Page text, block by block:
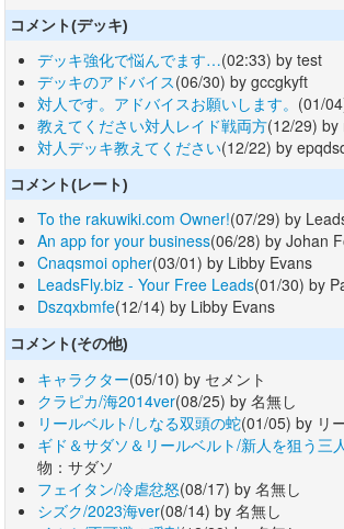
コメント(デッキ)
デッキ強化で悩んでます…(02:33) by test
デッキのアドバイス(06/30) by gccgkyft
対人です。アドバイスお願いします。 (01/
教えてください対人レイド戦両方(12/29) by
対人デッキ教えてください(12/22) by
コメント(レート)
To the rakuwiki.com Owner!(07/29) by
An app for your business(06/28) by Johan
Cnaqsmoi opher(03/01) by Libby Evans
LeadsFly.biz - Your Free Leads(01/30) by
Dszqxbmfe(12/14) by Libby Evans
コメント(その他)
キャラクター(05/10) by セメント
クラピカ/海2014ver(08/25) by 名無し
リールベルト/しなる双頭の蛇(01/05) by リ
ギド＆サダソ＆リールベルト/新人を狙う三
物：サダソ
フェイタン/冷虐忿怒(08/17) by 名無し
シズク/2023海ver(08/14) by 名無し